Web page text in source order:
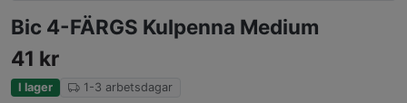
Bic 4-FÄRGS Kulpenna Medium
41 kr
I lager 1-3 arbetsdagar